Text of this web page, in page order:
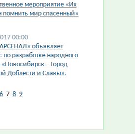
мероприятие «Их
помнить мир спасенный»
00:00
объявляет
по разработке народного
– Город
Доблести и Славы».
6 7 8 9